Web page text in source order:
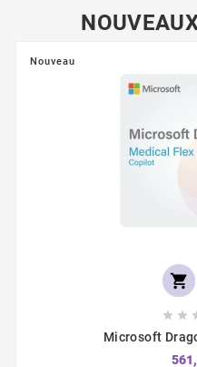
Nouveau

 
Microsoft